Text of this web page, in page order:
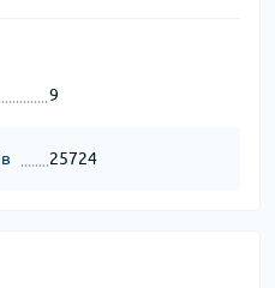
9
25724